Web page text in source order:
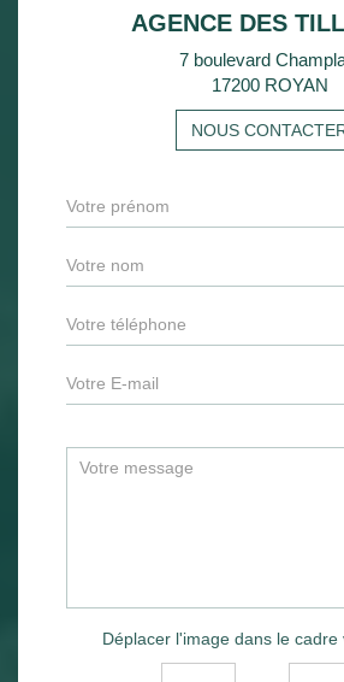
AGENCE DES
7 boulevard
17200 ROYAN
NOUS
Déplacer l'image dans le cadre